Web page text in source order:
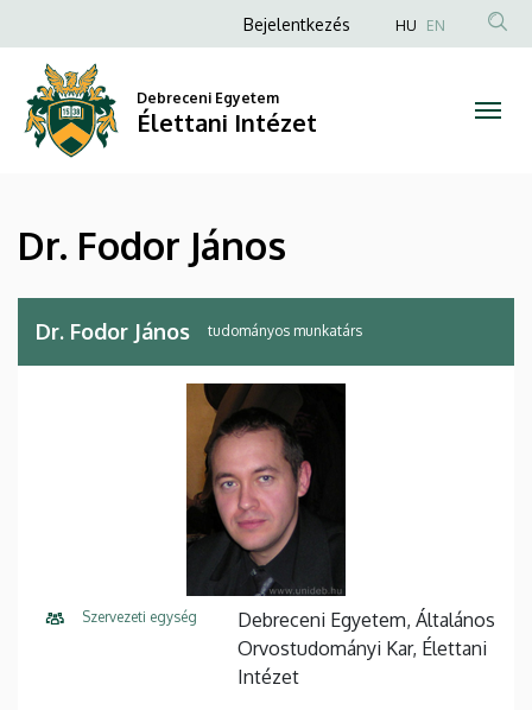
Fodor
János
Élettani
Intézet
a
tartalomra
Anonim
fiók
menüje
Bejelentkezés HU EN
Debreceni Egyetem
Élettani Intézet
Dr. Fodor János
Dr. Fodor János tudományos munkatárs
Szervezeti egység
Debreceni Egyetem, Általános
Orvostudományi Kar, Élettani
Intézet